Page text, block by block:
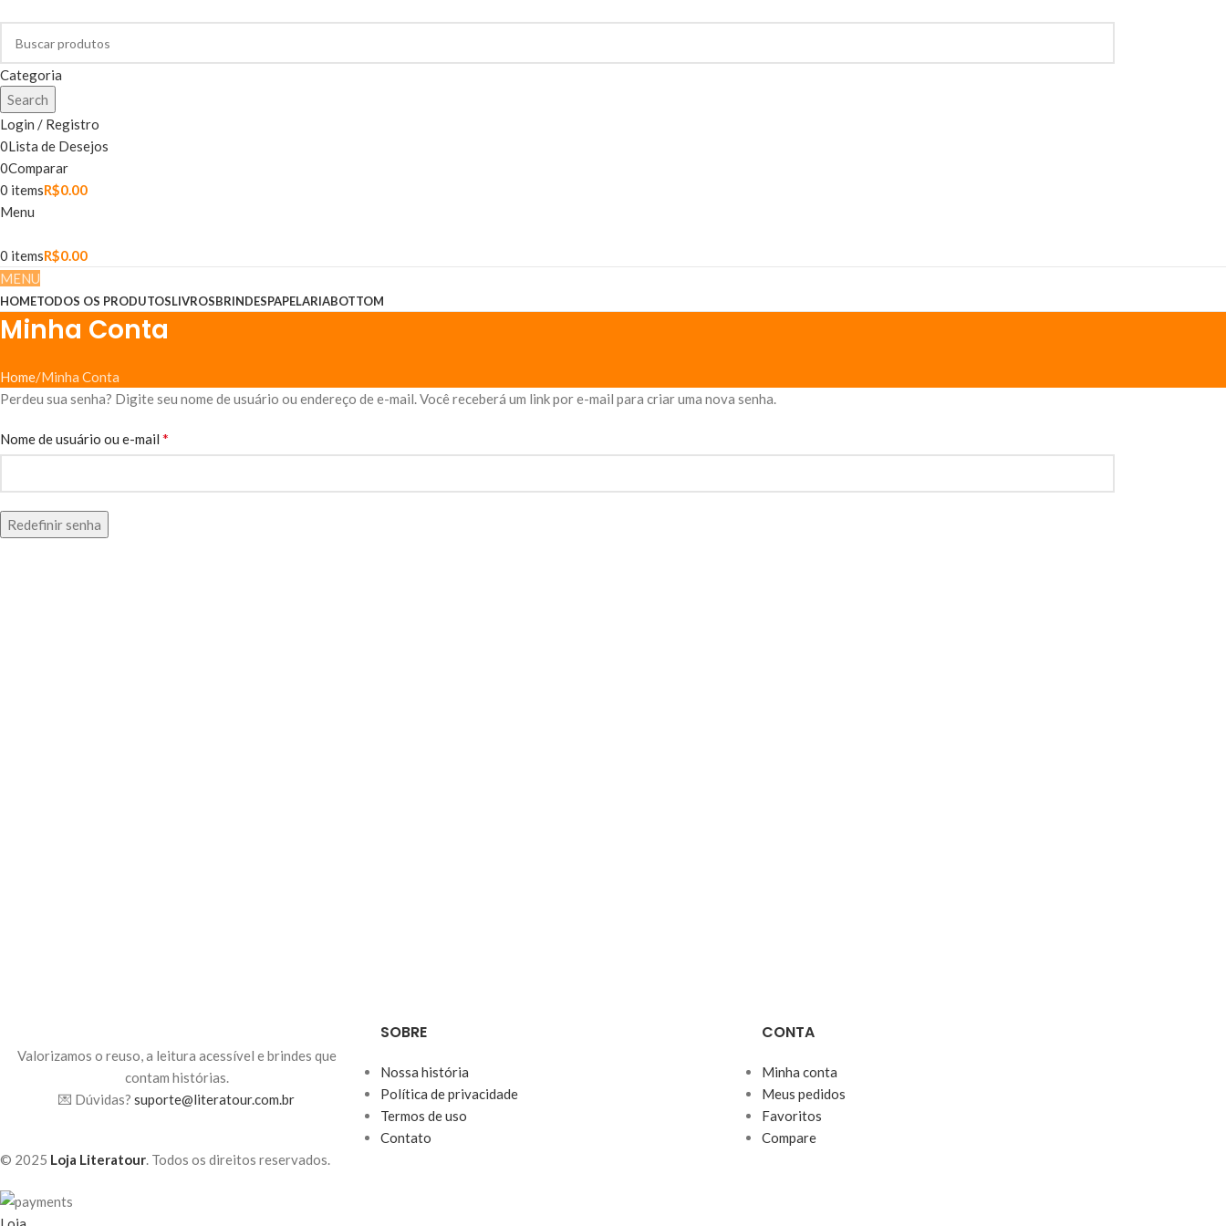
Categoria
Search
Login / Registro
0Lista de Desejos
0Comparar
0 itemsR$0.00
Menu
0 itemsR$0.00
MENU
HOMETODOS OS PRODUTOSLIVROSBRINDESPAPELARIABOTTOM
Minha Conta
Home Minha Conta
Perdeu sua senha? Digite seu nome de usuário ou endereço de e-mail. Você receberá um link por e-mail para criar uma nova senha.
Nome de usuário ou e-mail *
Redefinir senha
Valorizamos o reuso, a leitura acessível e brindes que
contam histórias.
💌 Dúvidas?suporte@literatour.com.br
SOBRE
Nossa história
Política de privacidade
Termos de uso
Contato
CONTA
Minha conta
Meus pedidos
Favoritos
Compare
© 2025 Loja Literatour. Todos os direitos reservados.